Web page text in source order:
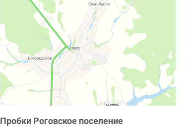
Пробки Роговское поселение